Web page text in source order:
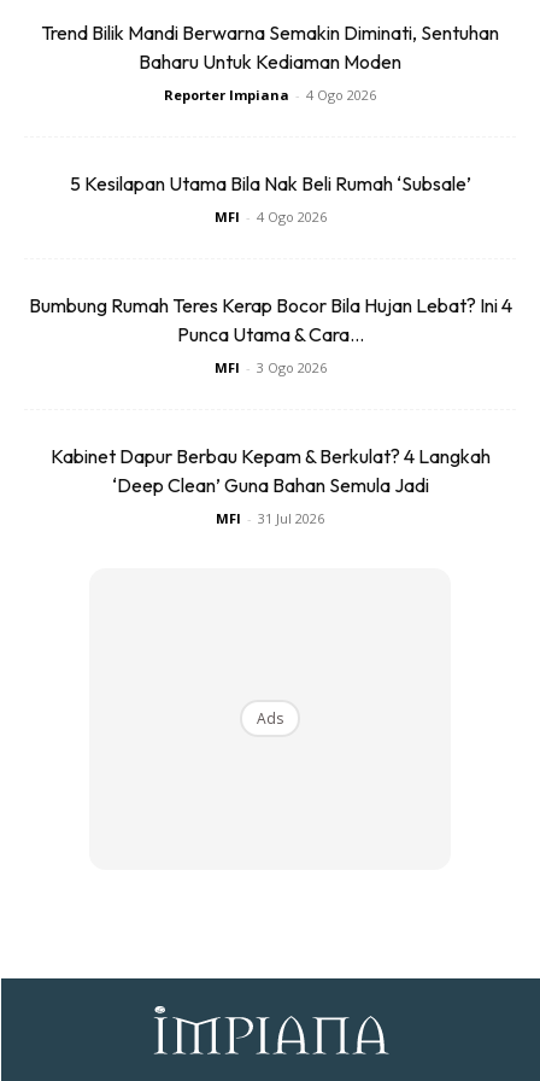
Anda mungkin berminat dengan
Baseus BH1 Lite
80H Playtime
Bluetoo...
Buy Now
Amgras Stroller
Baby Portable Mini
Fan Rechargeable
Buy Now
Ads
dengan bra yang baru. Purata jangka hayat bra hanya
bertahan selama 9 bulan sahaja.
Trend Bilik Mandi Berwarna Semakin Diminati, Sentuhan
Baharu Untuk Kediaman Moden
Reporter Impiana - 4 Ogo 2026
5 Kesilapan Utama Bila Nak Beli Rumah ‘Subsale’
MFI - 4 Ogo 2026
Bumbung Rumah Teres Kerap Bocor Bila Hujan Lebat? Ini 4
Punca Utama & Cara...
MFI - 3 Ogo 2026
Kabinet Dapur Berbau Kepam & Berkulat? 4 Langkah
‘Deep Clean’ Guna Bahan Semula Jadi
MFI - 31 Jul 2026
Ads